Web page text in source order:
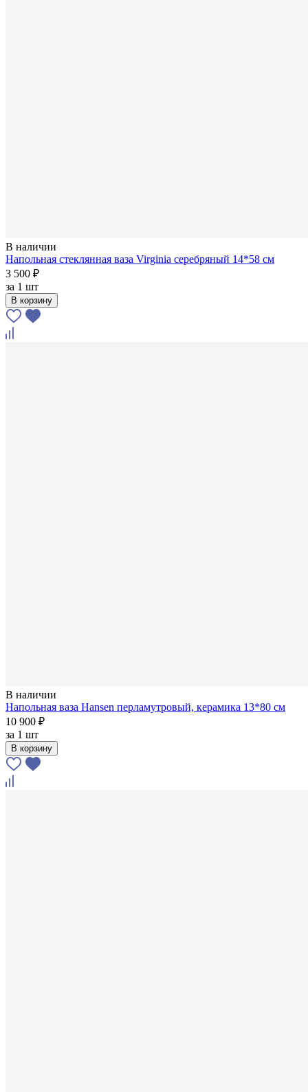
В наличии
Напольная стеклянная ваза Virginia серебряный 14*58 см
3 500 ₽
за 1 шт
В корзину
В наличии
Напольная ваза Hansen перламутровый, керамика 13*80 см
10 900 ₽
за 1 шт
В корзину